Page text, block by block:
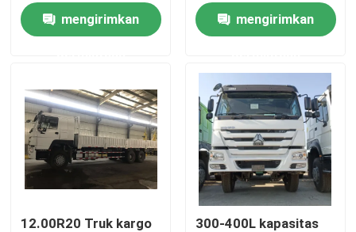
Kontrol kualitas
Permintaan Penawaran
Dump Truck Bekas
Truk Tipper Bekas
Truk
mengirimkan
Heavy Duty 380hp
Stake mengirimkan
12.00R20 Truk kargo
300-400L kapasitas